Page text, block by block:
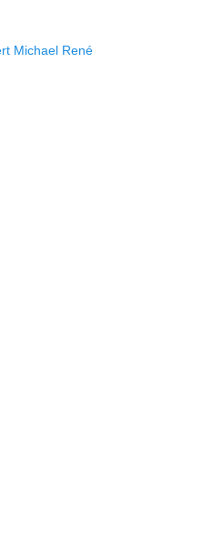
Michael René